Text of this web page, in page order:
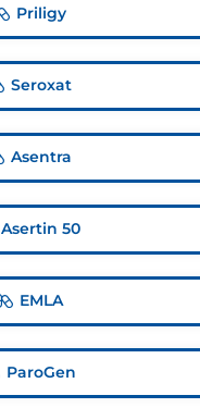
Priligy
Seroxat
Asentra
Asertin 50
EMLA
ParoGen